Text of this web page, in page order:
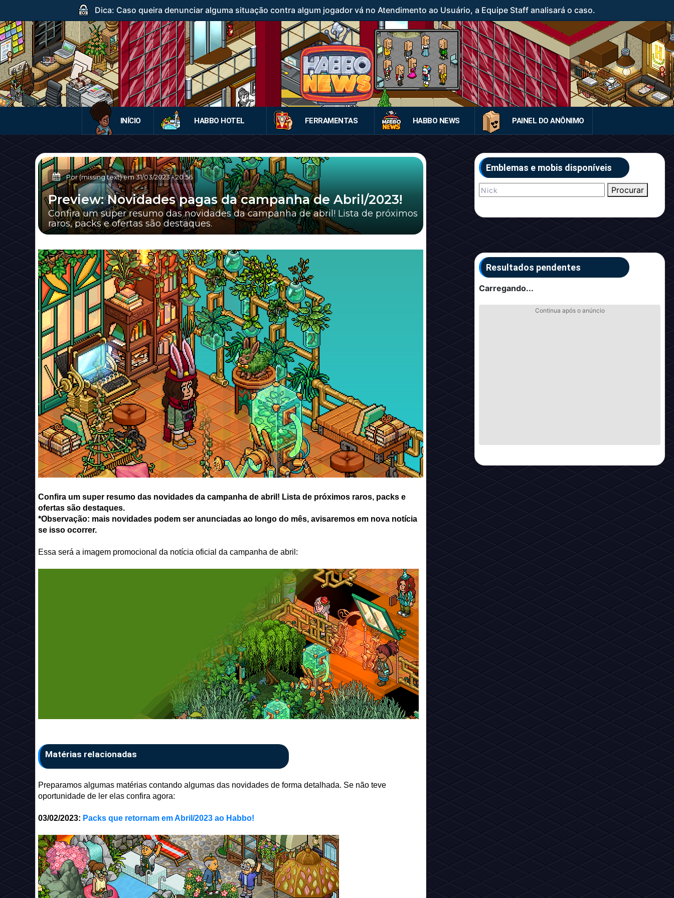
Dica: Caso queira denunciar alguma situação contra algum jogador vá no Atendimento ao Usuário, a Equipe Staff analisará o caso.
INÍCIO HABBO HOTEL FERRAMENTAS HABBO NEWS PAINEL DO ANÔNIMO
Por (missing text) em31/03/2023-20:56
Preview: Novidades pagas da campanha de Abril/2023!
Confira um super resumo das novidades da campanha de abril! Lista de próximos
raros, packs e ofertas são destaques.
Confira um super resumo das novidades da campanha de abril! Lista de próximos raros, packs e
ofertas são destaques.
*Observação: mais novidades podem ser anunciadas ao longo do mês, avisaremos em nova notícia
se isso ocorrer.
Essa será a imagem promocional da notícia oficial da campanha de abril:
Matérias relacionadas
Preparamos algumas matérias contando algumas das novidades de forma detalhada. Se não teve
oportunidade de ler elas confira agora:
03/02/2023: Packs que retornam em Abril/2023 ao Habbo!
Emblemas e mobis disponíveis
Procurar
Resultados pendentes
Carregando...